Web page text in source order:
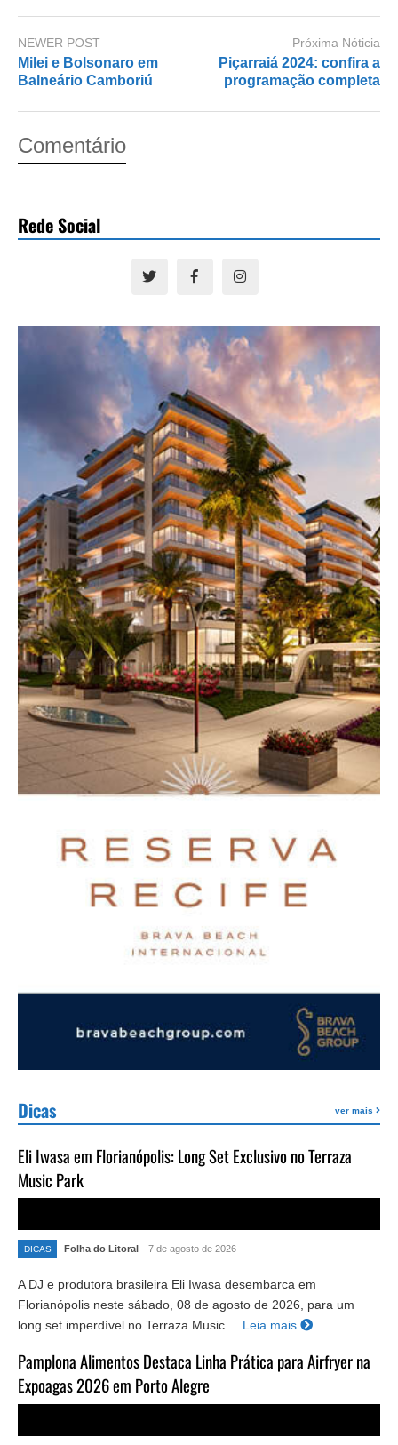
NEWER POST
Milei e Bolsonaro em
Balneário Camboriú
Próxima Nóticia
Piçarraiá 2024: confira a
programação completa
Comentário
Rede Social
Dicas ver mais
Eli Iwasa em Florianópolis: Long Set Exclusivo no Terraza
Music Park
DICAS Folha do Litoral - 7 de agosto de 2026
A DJ e produtora brasileira Eli Iwasa desembarca em
Florianópolis neste sábado, 08 de agosto de 2026, para um
long set imperdível no Terraza Music ... Leia mais
Pamplona Alimentos Destaca Linha Prática para Airfryer na
Expoagas 2026 em Porto Alegre